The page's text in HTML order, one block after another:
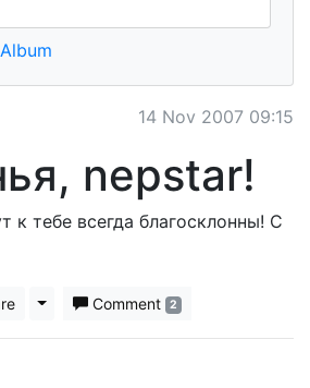
14 Nov 2007 09:15
nepstar!
к тебе всегда благосклонны! С
Toggle Dropdown
Comment 2